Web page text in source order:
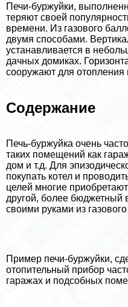
Печи-буржуйки,
теряют своей
времени. Из газового
двумя способами.
устанавливается в
дачных домиках.
сооружают для отопления
Содержание
Печь-буржуйка очень
таких помещений как
дом и т.д. Для
покупать котел и
целей многие
другой, более бюджетный
своими руками из
Пример печи-буржуйки,
отопительный прибор
гаражах и подсобных